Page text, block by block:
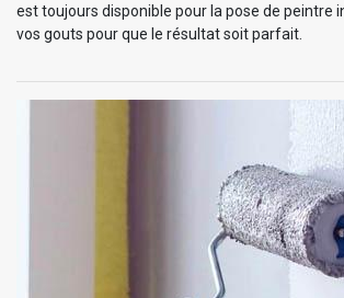
est toujours disponible pour la pose de peintre
vos gouts pour que le résultat soit parfait.